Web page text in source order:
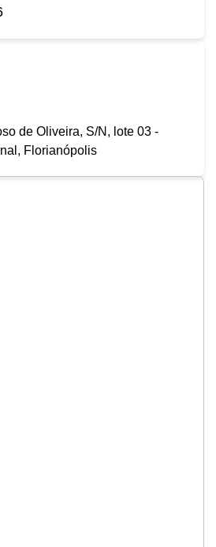
de Oliveira, S/N, lote 03 -
Florianópolis